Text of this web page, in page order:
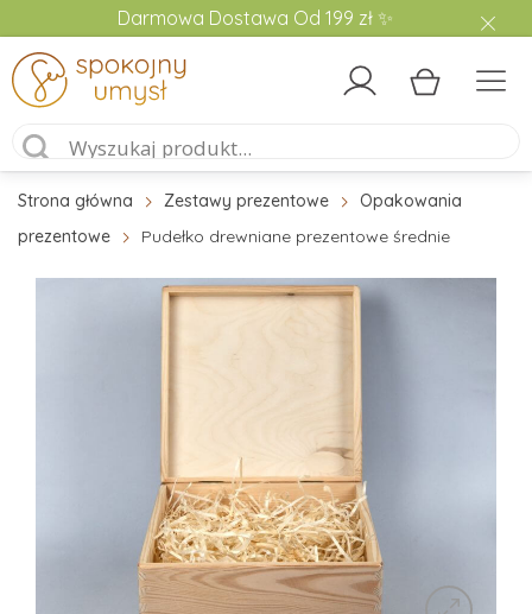
Darmowa Dostawa Od 199 zł ✨
Strona główna Zestawy prezentowe
Opakowania
prezentowe
Pudełko drewniane prezentowe średnie